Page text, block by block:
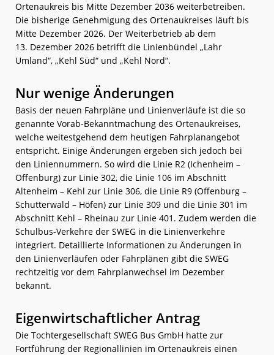
Ortenaukreis bis Mitte Dezember 2036 weiterbetreiben.
Die bisherige Genehmigung des Ortenaukreises läuft bis
Mitte Dezember 2026. Der Weiterbetrieb ab dem
13. Dezember 2026 betrifft die Linienbündel „Lahr
Umland“, „Kehl Süd“ und „Kehl Nord“.
Nur wenige Änderungen
Basis der neuen Fahrpläne und Linienverläufe ist die so
genannte Vorab-Bekanntmachung des Ortenaukreises,
welche weitestgehend dem heutigen Fahrplanangebot
entspricht. Einige Änderungen ergeben sich jedoch bei
den Liniennummern. So wird die Linie R2 (Ichenheim –
Offenburg) zur Linie 302, die Linie 106 im Abschnitt
Altenheim – Kehl zur Linie 306, die Linie R9 (Offenburg –
Schutterwald – Höfen) zur Linie 309 und die Linie 301 im
Abschnitt Kehl – Rheinau zur Linie 401. Zudem werden die
Schulbus-Verkehre der SWEG in die Linienverkehre
integriert. Detaillierte Informationen zu Änderungen in
den Linienverläufen oder Fahrplänen gibt die SWEG
rechtzeitig vor dem Fahrplanwechsel im Dezember
bekannt.
Eigenwirtschaftlicher Antrag
Die Tochtergesellschaft SWEG Bus GmbH hatte zur
Fortführung der Regionallinien im Ortenaukreis einen